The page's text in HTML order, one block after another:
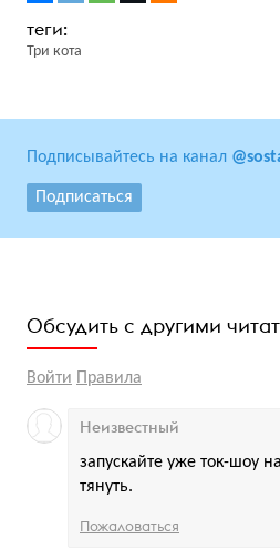
Три кота
Подписывайтесь на канал
Подписаться
Обсудить с другими
Войти Правила
запускайте уже ток-шоу
тянуть.
Неизвестный
Пожаловаться